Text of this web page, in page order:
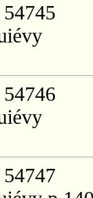
54745
54746
54747